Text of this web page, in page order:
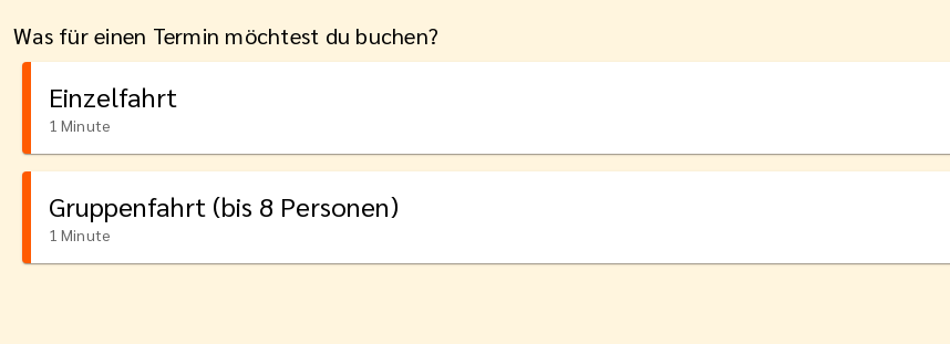
Was für einen Termin möchtest du buchen?
Einzelfahrt
1 Minute
Gruppenfahrt (bis 8 Personen)
1 Minute